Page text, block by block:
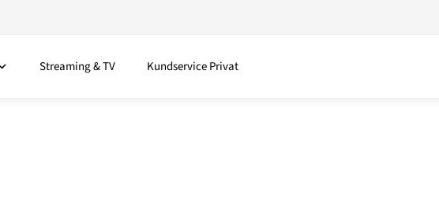
Streaming & TV Kundservice Privat